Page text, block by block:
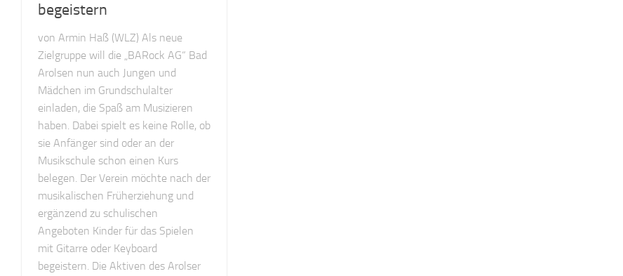
begeistern
von Armin Haß (WLZ) Als neue
Zielgruppe will die „BARock AG“ Bad
Arolsen nun auch Jungen und
Mädchen im Grundschulalter
einladen, die Spaß am Musizieren
haben. Dabei spielt es keine Rolle, ob
sie Anfänger sind oder an der
Musikschule schon einen Kurs
belegen. Der Verein möchte nach der
musikalischen Früherziehung und
ergänzend zu schulischen
Angeboten Kinder für das Spielen
mit Gitarre oder Keyboard
begeistern. Die Aktiven des Arolser